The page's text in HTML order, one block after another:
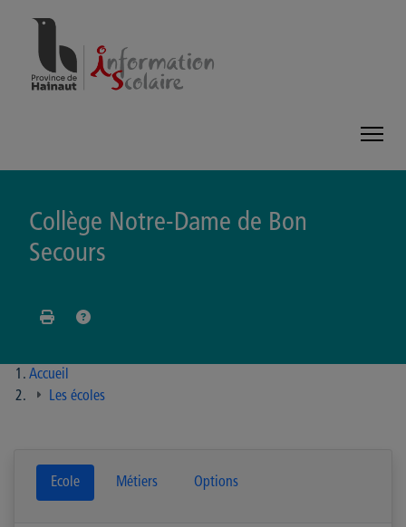
Collège Notre-Dame de Bon
Secours
Accueil
Les écoles
Ecole Métiers Options